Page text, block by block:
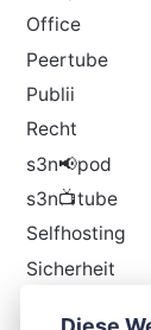
Office
Peertube
Publii
Recht
s3n📢pod
s3n📺tube
Selfhosting
Sicherheit